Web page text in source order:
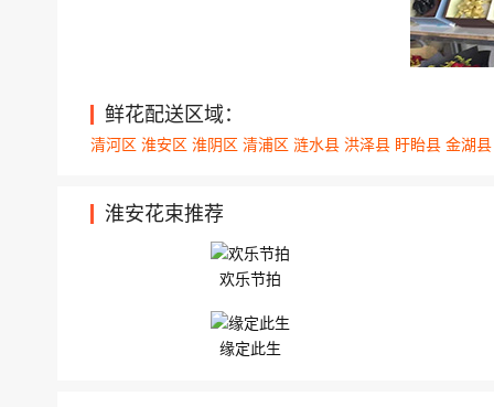
淮阴清浦工业园区枚皋路7号江苏铸明节能
盱眙黄花塘镇岗村居委会 33朵精选红玫瑰
鲜花配送区域：
清河区 淮安区 淮阴区 清浦区 涟水县 洪泽县 盱眙县 金湖县
淮安花束推荐
欢乐节拍
缘定此生